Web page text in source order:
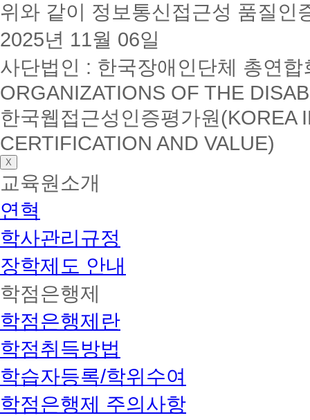
위와 같이 정보통신접근성 품질인
2025년 11월 06일
사단법인 : 한국장애인단체 총연
ORGANIZATIONS OF THE
한국웹접근성인증평가원(KOREA
CERTIFICATION AND VALUE)
X
교육원소개
연혁
학사관리규정
장학제도 안내
학점은행제
학점은행제란
학점취득방법
학습자등록/학위수여
학점은행제 주의사항